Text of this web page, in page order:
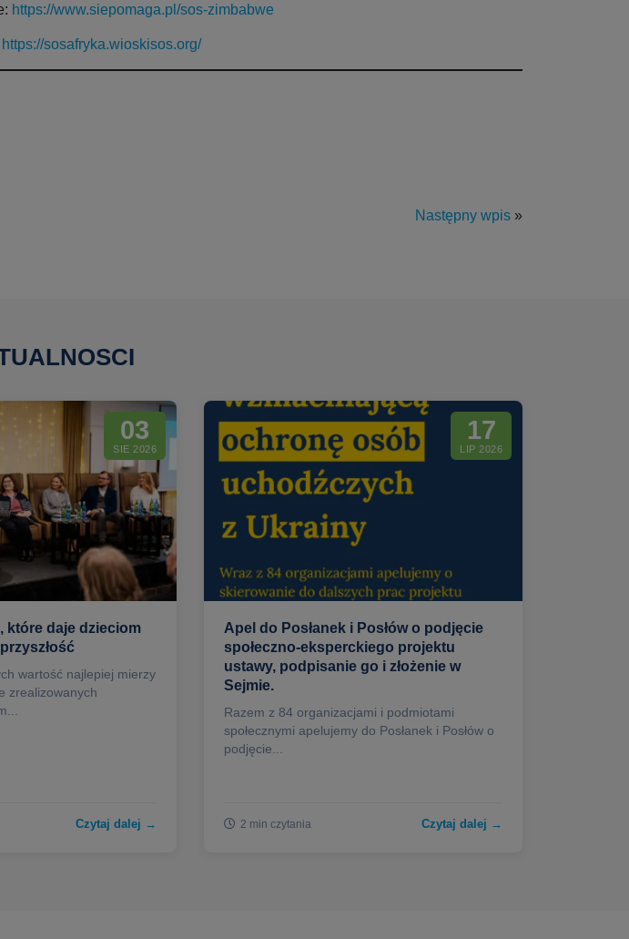
https://www.siepomaga.pl/sos-zimbabwe
https://sosafryka.wioskisos.org/
Następny wpis »
03
SIE 2026
które daje dzieciom
wartość najlepiej mierzy
zrealizowanych
Czytaj dalej →
17
LIP 2026
Apel do Posłanek i Posłów o podjęcie
społeczno-eksperckiego projektu
ustawy, podpisanie go i złożenie w
Sejmie.
Razem z 84 organizacjami i podmiotami
społecznymi apelujemy do Posłanek i Posłów o
podjęcie...
2 min czytania Czytaj dalej →